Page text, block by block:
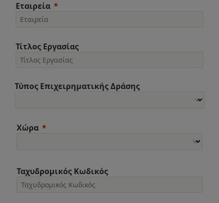
Εταιρεία
Τίτλος Εργασίας
Τύπος Επιχειρηματικής Δράσης
Χώρα
Ταχυδρομικός Κωδικός